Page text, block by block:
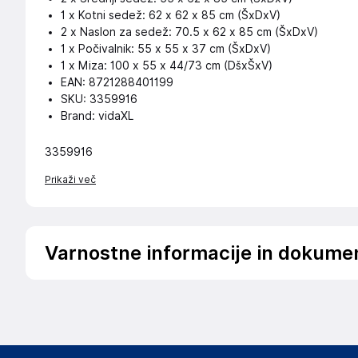
1 x Kotni sedež: 62 x 62 x 85 cm (ŠxDxV)
2 x Naslon za sedež: 70.5 x 62 x 85 cm (ŠxDxV)
1 x Počivalnik: 55 x 55 x 37 cm (ŠxDxV)
1 x Miza: 100 x 55 x 44/73 cm (DšxŠxV)
EAN: 8721288401199
SKU: 3359916
Brand: vidaXL
3359916
Prikaži več
Varnostne informacije in